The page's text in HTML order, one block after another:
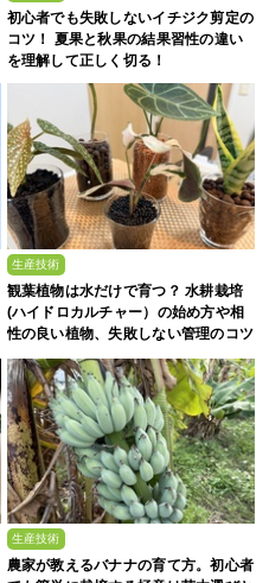
初心者でも失敗しないイチジク剪定の
コツ！ 夏果と秋果の結果習性の違い
を理解して正しく切る！
生産技術
観葉植物は水だけで育つ？ 水耕栽培
(ハイドロカルチャー）の始め方や相
性の良い植物、失敗しない管理のコツ
生産技術
農家が教えるバナナの育て方。初心者